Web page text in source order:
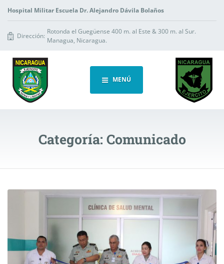
Hospital Militar Escuela Dr. Alejandro Dávila Bolaños
Dirección:
Rotonda el Guegüense 400 m. al Este & 300 m. al Sur.
Managua, Nicaragua.
MENÚ
Categoría: Comunicado